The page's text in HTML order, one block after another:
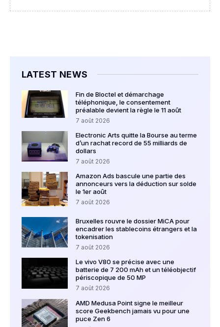
LATEST NEWS
Fin de Bloctel et démarchage
téléphonique, le consentement
préalable devient la règle le 11 août
7 août 2026
Electronic Arts quitte la Bourse au terme
d’un rachat record de 55 milliards de
dollars
7 août 2026
Amazon Ads bascule une partie des
annonceurs vers la déduction sur solde
le 1er août
7 août 2026
Bruxelles rouvre le dossier MiCA pour
encadrer les stablecoins étrangers et la
tokenisation
7 août 2026
Le vivo V80 se précise avec une
batterie de 7 200 mAh et un téléobjectif
périscopique de 50 MP
7 août 2026
AMD Medusa Point signe le meilleur
score Geekbench jamais vu pour une
puce Zen 6